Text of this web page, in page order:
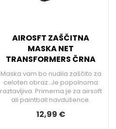
AIROSFT ZAŠČITNA
MASKA NET
TRANSFORMERS ČRNA
Maska vam bo nudila zaščito za
celoten obraz. Je popolnoma
raztavljiva. Primerna je za airsoft
ali paintball navdušence.
12,99 €